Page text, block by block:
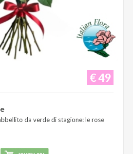
€ 49
da verde di stagione: le rose